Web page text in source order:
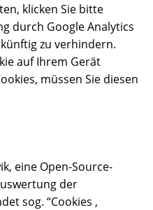
klicken Sie bitte
durch Google Analytics
zu verhindern.
auf Ihrem Gerät
müssen Sie diesen
eine Open-Source-
der
sog. “Cookies ,